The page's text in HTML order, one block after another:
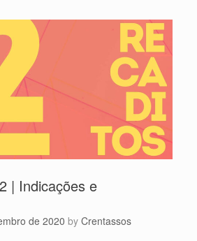
| Indicações e
de 2020 by Crentassos